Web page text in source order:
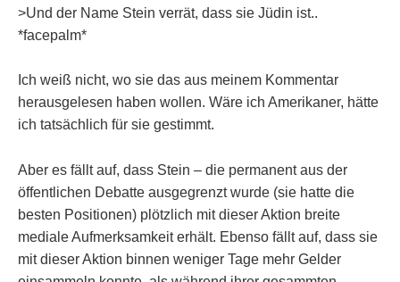
>Und der Name Stein verrät, dass sie Jüdin ist..
*facepalm*
Ich weiß nicht, wo sie das aus meinem Kommentar
herausgelesen haben wollen. Wäre ich Amerikaner, hätte
ich tatsächlich für sie gestimmt.
Aber es fällt auf, dass Stein – die permanent aus der
öffentlichen Debatte ausgegrenzt wurde (sie hatte die
besten Positionen) plötzlich mit dieser Aktion breite
mediale Aufmerksamkeit erhält. Ebenso fällt auf, dass sie
mit dieser Aktion binnen weniger Tage mehr Gelder